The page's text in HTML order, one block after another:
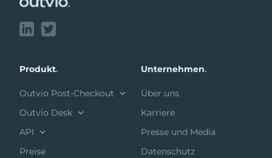
Produkt.
Outvio Post-Checkout
Outvio Desk
API
Preise
Unternehmen.
Über uns
Karriere
Presse und Media
Datenschutz